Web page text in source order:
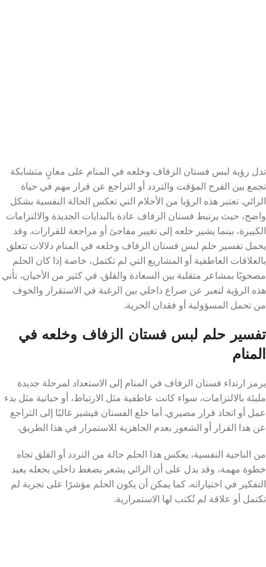
تدل رؤية لبس فستان الزفاف وخلعه في المنام على معانٍ متشابكة
تجمع بين الفرح المؤقت والتردد أو التراجع عن قرار مهم في حياة
الرائي. تعتبر هذه الرؤيا من الأحلام التي تعكس الحالة النفسية بشكل
واضح، حيث يرتبط فستان الزفاف عادة بالبدايات الجديدة والالتزامات
الكبيرة، بينما يشير خلعه إلى تغيير مفاجئ أو مراجعة للقرارات. وقد
يحمل تفسير حلم لبس فستان الزفاف وخلعه في المنام دلالات تتعلق
بالعلاقات العاطفية أو المشاريع التي لم تكتمل، خاصة إذا كان الحلم
مصحوبًا بمشاعر متقلبة بين السعادة والقلق. في كثير من الأحيان، تأتي
هذه الرؤية لتعبر عن صراع داخلي بين الرغبة في الاستقرار والخوف
من تحمل المسؤولية أو فقدان الحرية.
تفسير حلم لبس فستان الزفاف وخلعه في
المنام
يرمز ارتداء فستان الزفاف في المنام إلى الاستعداد لمرحلة جديدة
مليئة بالالتزامات، سواء كانت عاطفية مثل الارتباط، أو حياتية مثل بدء
عمل أو اتخاذ قرار مصيري. أما خلع الفستان فيشير غالبًا إلى التراجع
عن هذا القرار أو الشعور بعدم الجاهزية للاستمرار في هذا الطريق.
من الناحية النفسية، يعكس هذا الحلم حالة من التردد أو القلق تجاه
خطوة مهمة، وقد يدل على أن الرائي يشعر بضغط داخلي يجعله يعيد
التفكير في اختياراته. كما يمكن أن يكون الحلم مؤشرًا على تجربة لم
تكتمل أو علاقة لم تُكتب لها الاستمرارية.